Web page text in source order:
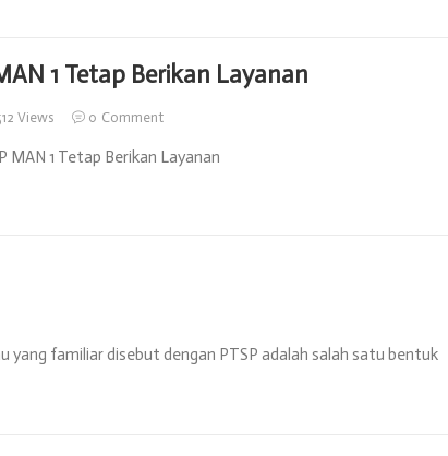
1 Tetap Berikan Layanan
Views 0 Comment
MAN 1 Tetap Berikan Layanan
yang familiar disebut dengan PTSP adalah salah satu bentuk